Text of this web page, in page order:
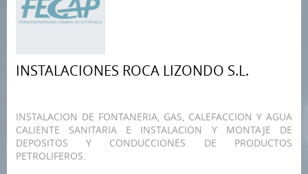
INSTALACIONES ROCA LIZONDO S.L.
INSTALACION DE FONTANERIA, GAS, CALEFACCION Y AGUA
CALIENTE SANITARIA E INSTALACION Y MONTAJE DE
DEPOSITOS Y CONDUCCIONES DE PRODUCTOS
PETROLIFEROS.